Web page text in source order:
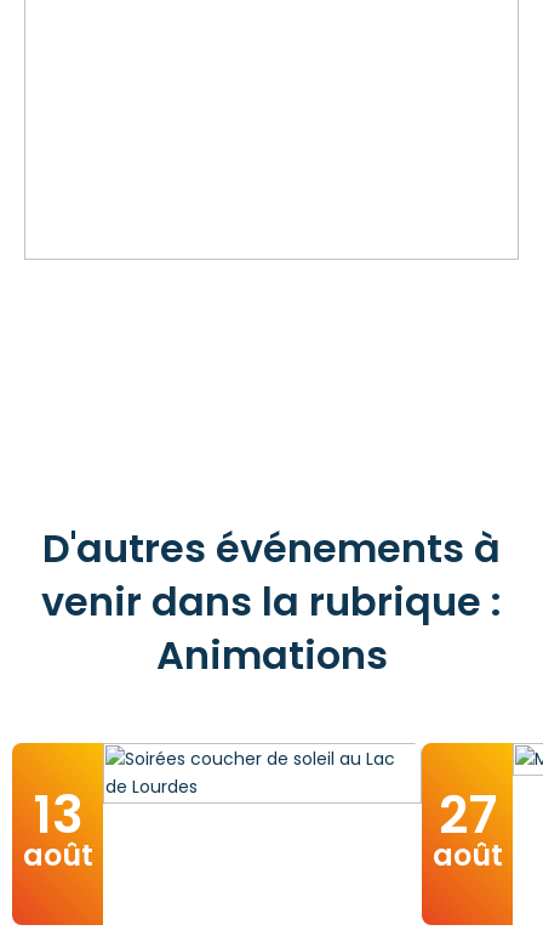
D'autres événements à
venir dans la rubrique :
Animations
13
août
27
août